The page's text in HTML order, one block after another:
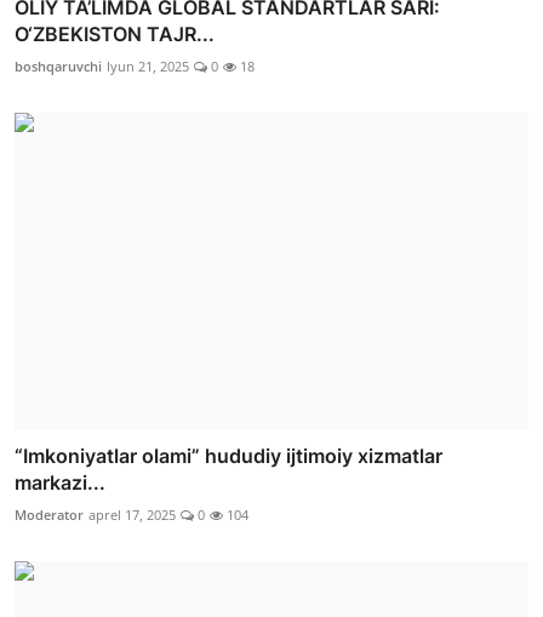
OLIY TA’LIMDA GLOBAL STANDARTLAR SARI:
O‘ZBEKISTON TAJR...
boshqaruvchi Iyun 21, 2025 0 18
“Imkoniyatlar olami” hududiy ijtimoiy xizmatlar
markazi...
Moderator aprel 17, 2025 0 104